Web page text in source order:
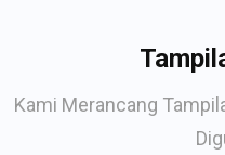
Kami Merancang